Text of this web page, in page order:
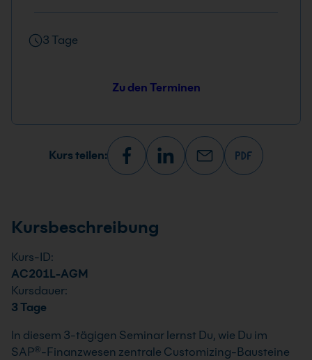
3 Tage
Zu den Terminen
Kurs teilen:
Kursbeschreibung
Kurs-ID:
AC201L-AGM
Kursdauer:
3 Tage
In diesem 3-tägigen Seminar lernst Du, wie Du im
SAP®-Finanzwesen zentrale Customizing-Bausteine